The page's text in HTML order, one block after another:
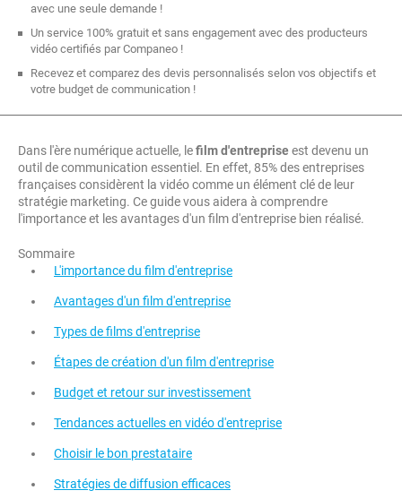
avec une seule demande !
Un service 100% gratuit et sans engagement avec des producteurs
vidéo certifiés par Companeo !
Recevez et comparez des devis personnalisés selon vos objectifs et
votre budget de communication !
Dans l'ère numérique actuelle, lefilm d'entrepriseest devenu un
outil de communication essentiel. En effet, 85% des entreprises
françaises considèrent la vidéo comme un élément clé de leur
stratégie marketing. Ce guide vous aidera à comprendre
l'importance et les avantages d'un film d'entreprise bien réalisé.
Sommaire
L'importance du film d'entreprise
Avantages d'un film d'entreprise
Types de films d'entreprise
Étapes de création d'un film d'entreprise
Budget et retour sur investissement
Tendances actuelles en vidéo d'entreprise
Choisir le bon prestataire
Stratégies de diffusion efficaces